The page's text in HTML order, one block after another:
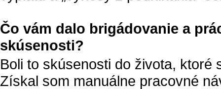
Čo vám dalo brigádovanie a
skúsenosti?
Boli to skúsenosti do života,
Získal som manuálne pracovné